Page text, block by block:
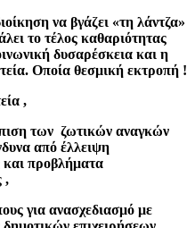
να βγάζει «τη λάντζα»
το τέλος καθαριότητας
δυσαρέσκεια και η
Οποία θεσμική εκτροπή !
,
των ζωτικών αναγκών
από έλλειψη
και προβλήματα
,
για ανασχεδιασμό με